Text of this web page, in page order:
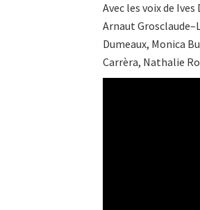
Avec les voix de
Arnaut
Dumeaux, Monica
Carrèra, Nathalie